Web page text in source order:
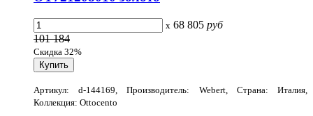
x 68 805 руб
101 184
Скидка 32%
Артикул: d-144169, Производитель: Webert, Страна: Италия,
Коллекция: Ottocento